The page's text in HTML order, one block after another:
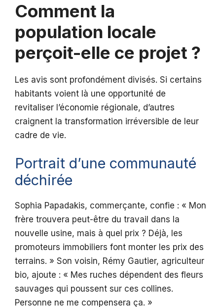
Comment la
population locale
perçoit-elle ce projet ?
Les avis sont profondément divisés. Si certains
habitants voient là une opportunité de
revitaliser l’économie régionale, d’autres
craignent la transformation irréversible de leur
cadre de vie.
Portrait d’une communauté
déchirée
Sophia Papadakis, commerçante, confie : « Mon
frère trouvera peut-être du travail dans la
nouvelle usine, mais à quel prix ? Déjà, les
promoteurs immobiliers font monter les prix des
terrains. » Son voisin, Rémy Gautier, agriculteur
bio, ajoute : « Mes ruches dépendent des fleurs
sauvages qui poussent sur ces collines.
Personne ne me compensera ça. »